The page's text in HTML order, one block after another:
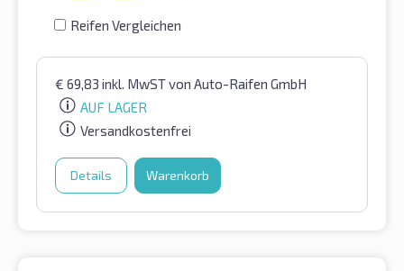
Reifen Vergleichen
€ 69,83 inkl. MwSTvon Auto-Raifen GmbH
AUF LAGER
Versandkostenfrei
Details Warenkorb